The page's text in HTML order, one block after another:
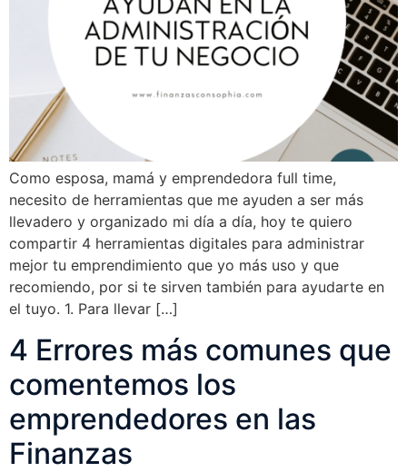
Como esposa, mamá y emprendedora full time,
necesito de herramientas que me ayuden a ser más
llevadero y organizado mi día a día, hoy te quiero
compartir 4 herramientas digitales para administrar
mejor tu emprendimiento que yo más uso y que
recomiendo, por si te sirven también para ayudarte en
el tuyo. 1. Para llevar […]
4 Errores más comunes que
comentemos los
emprendedores en las
Finanzas